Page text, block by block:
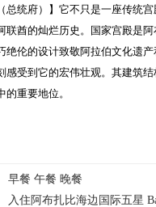
总统府）】 它不只是一座传统
联酋的灿烂历史。国家宫殿是
绝伦的设计致敬阿拉伯文化遗
感受到它的宏伟壮观。其建筑
的重要地位。
早餐 午餐 晚餐
入住阿布扎比海边国际五星